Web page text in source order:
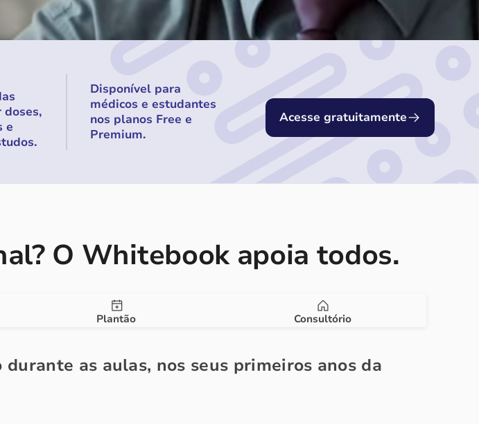
doses,
e
Disponível para
médicos e estudantes
nos planos Free e
Premium.
Acesse gratuitamente
O Whitebook apoia todos.
Plantão Consultório
as aulas, nos seus primeiros anos da